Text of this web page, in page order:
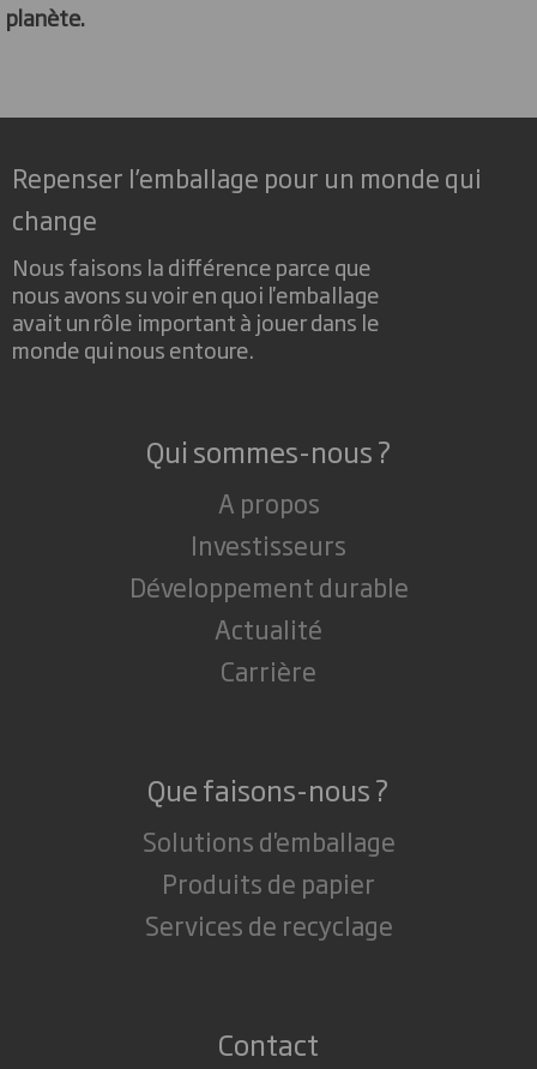
planète.
Repenser l’emballage pour un monde qui
change
Nous faisons la différence parce que
nous avons su voir en quoi l'emballage
avait un rôle important à jouer dans le
monde qui nous entoure.
Qui sommes-nous ?
A propos
Investisseurs
Développement durable
Actualité
Carrière
Que faisons-nous ?
Solutions d'emballage
Produits de papier
Services de recyclage
Contact